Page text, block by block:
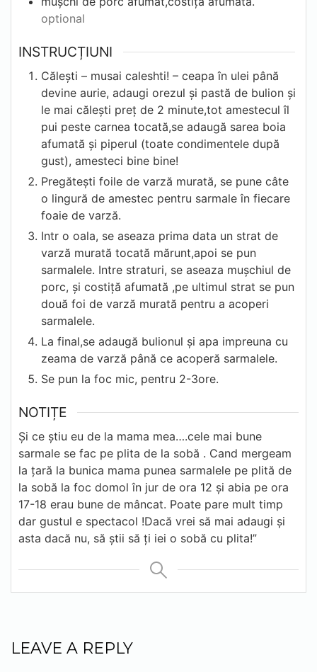
optional
INSTRUCȚIUNI
Călești – musai caleshti! – ceapa în ulei până
devine aurie, adaugi orezul și pastă de bulion și
le mai călești preț de 2 minute,tot amestecul îl
pui peste carnea tocată,se adaugă sarea boia
afumată și piperul (toate condimentele după
gust), amesteci bine bine!
Pregătești foile de varză murată, se pune câte
o lingură de amestec pentru sarmale în fiecare
foaie de varză.
Intr o oala, se aseaza prima data un strat de
varză murată tocată mărunt,apoi se pun
sarmalele. Intre straturi, se aseaza mușchiul de
porc, și costiță afumată ,pe ultimul strat se pun
două foi de varză murată pentru a acoperi
sarmalele.
La final,se adaugă bulionul și apa impreuna cu
zeama de varză până ce acoperă sarmalele.
Se pun la foc mic, pentru 2-3ore.
NOTIȚE
Și ce știu eu de la mama mea….cele mai bune
sarmale se fac pe plita de la sobă . Cand mergeam
la țară la bunica mama punea sarmalele pe plită de
la sobă la foc domol în jur de ora 12 și abia pe ora
17-18 erau bune de mâncat. Poate pare mult timp
dar gustul e spectacol !Dacă vrei să mai adaugi și
asta dacă nu, să știi să ți iei o sobă cu plita!”
LEAVE A REPLY